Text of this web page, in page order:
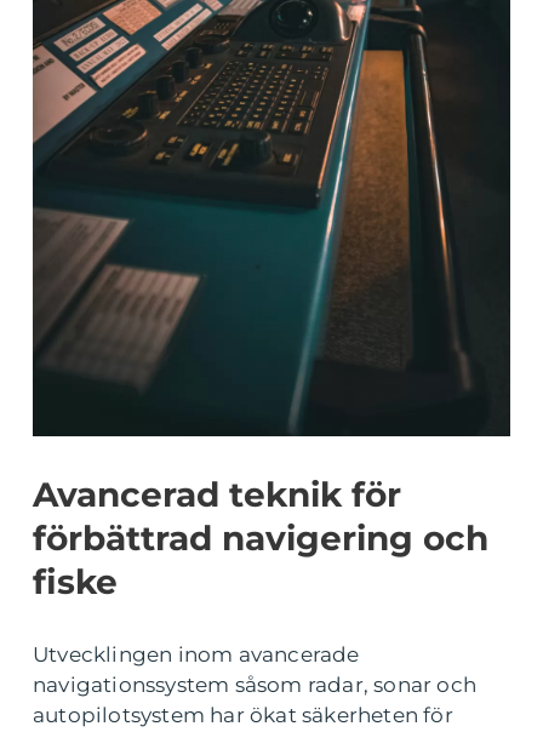
Avancerad teknik för
förbättrad navigering och
fiske
Utvecklingen inom avancerade
navigationssystem såsom radar, sonar och
autopilotsystem har ökat säkerheten för